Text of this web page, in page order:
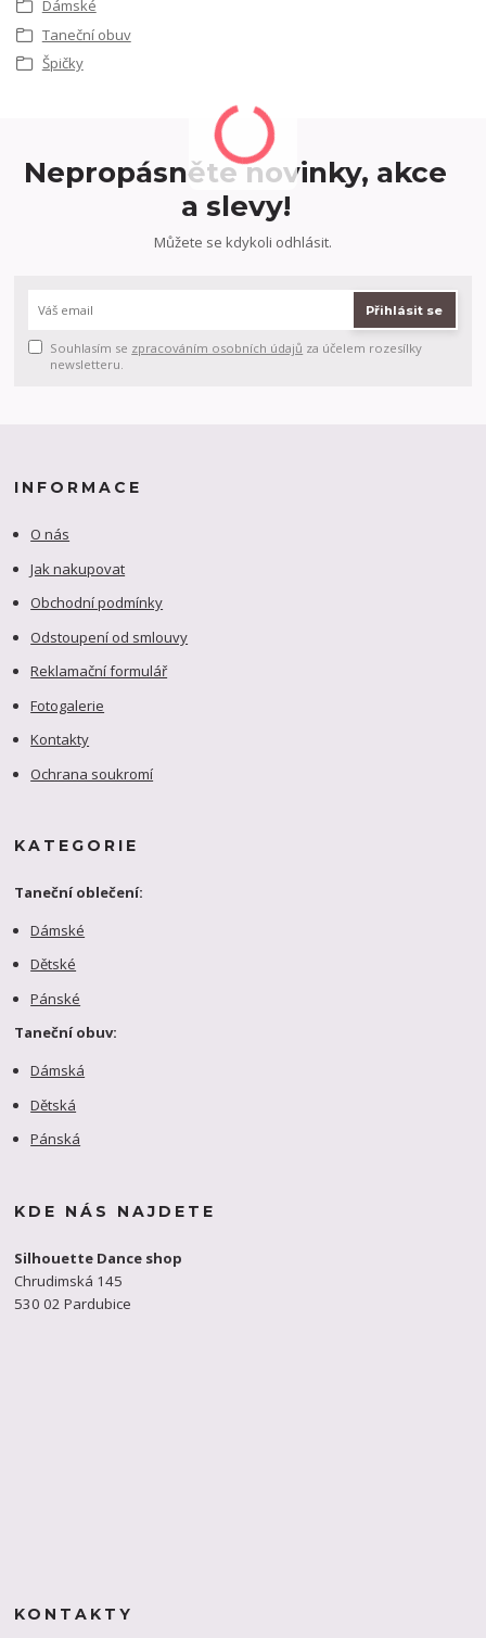
Dámské
Taneční obuv
Špičky
Nepropásněte novinky, akce
a slevy!
Můžete se kdykoli odhlásit.
Přihlásit se
Souhlasím se zpracováním osobních údajů za účelem rozesílky
newsletteru.
INFORMACE
O nás
Jak nakupovat
Obchodní podmínky
Odstoupení od smlouvy
Reklamační formulář
Fotogalerie
Kontakty
Ochrana soukromí
KATEGORIE
Taneční oblečení:
Dámské
Dětské
Pánské
Taneční obuv:
Dámská
Dětská
Pánská
KDE NÁS NAJDETE
Silhouette Dance shop
Chrudimská 145
530 02 Pardubice
KONTAKTY